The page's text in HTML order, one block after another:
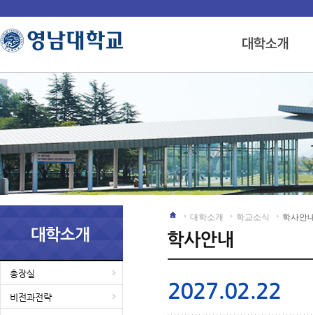
총장실
비전과전략
대학소개 학교소식 학사안
2027.02.22